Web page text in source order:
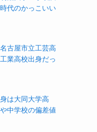
代のかっこいい
古屋市立工芸高
業高校出身だっ
は大同大学高
中学校の偏差値